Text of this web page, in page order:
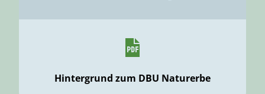
Hintergrund zum DBU Naturerbe